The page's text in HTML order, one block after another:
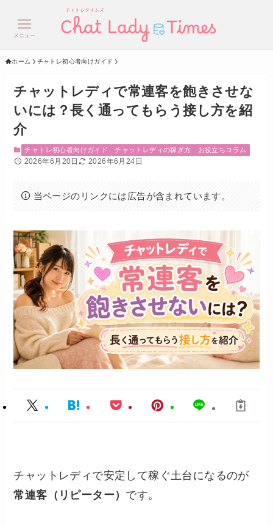
メニュー
ホーム チャトレ初心者向けガイド
チャットレディで常連客を飽きさせな
いには？長く通ってもらう接し方を紹
介
チャトレ初心者向けガイド チャットレディの稼ぎ方 お役立ちコラム
2026年6月20日 2026年6月24日
当ページのリンクには広告が含まれています。
チャットレディで安定して稼ぐ土台になるのが
常連客（リピーター） です。